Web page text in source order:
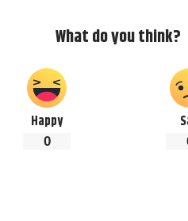
What do you think?
Happy
0